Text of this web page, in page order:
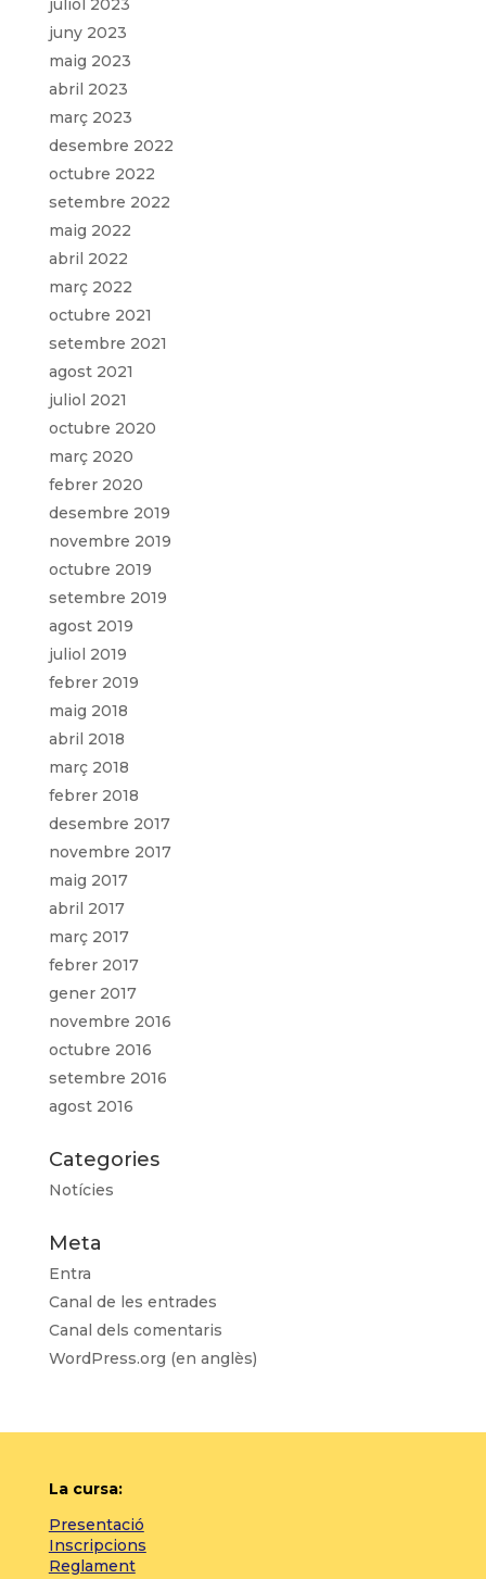
juliol 2023
juny 2023
maig 2023
abril 2023
març 2023
desembre 2022
octubre 2022
setembre 2022
maig 2022
abril 2022
març 2022
octubre 2021
setembre 2021
agost 2021
juliol 2021
octubre 2020
març 2020
febrer 2020
desembre 2019
novembre 2019
octubre 2019
setembre 2019
agost 2019
juliol 2019
febrer 2019
maig 2018
abril 2018
març 2018
febrer 2018
desembre 2017
novembre 2017
maig 2017
abril 2017
març 2017
febrer 2017
gener 2017
novembre 2016
octubre 2016
setembre 2016
agost 2016
Categories
Notícies
Meta
Entra
Canal de les entrades
Canal dels comentaris
WordPress.org (en anglès)
La cursa:
Presentació
Inscripcions
Reglament